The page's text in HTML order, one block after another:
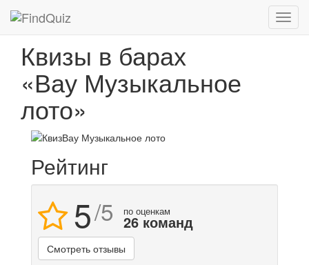
Квизы в барах
«Вау Музыкальное
лото»
Рейтинг
5/5 по оценкам
26 команд
Смотреть отзывы